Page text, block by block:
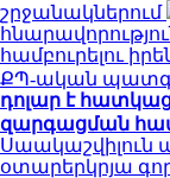
շրջանակներում
համբուրելու
ՔՊ-ական
դոլար է
զարգացման
Սաակաշվիլուն
օտարերկրյա